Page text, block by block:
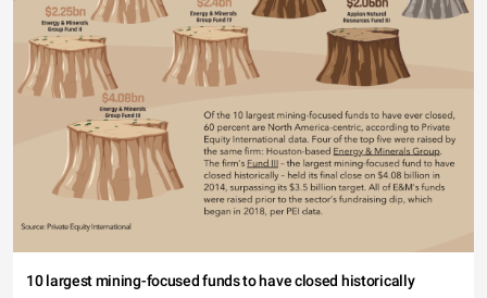
10 largest mining-focused funds to have closed historically